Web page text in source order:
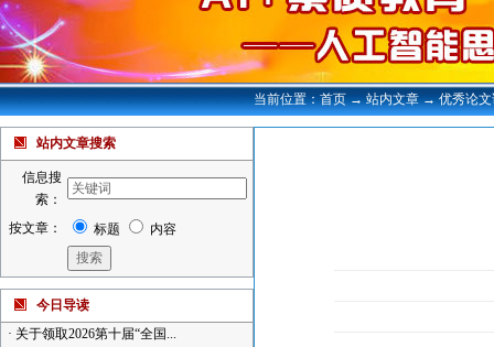
当前位置：首页 → 站内文章 → 优秀论文
站内文章搜索
信息搜
索：
按文章：
标题 内容
今日导读
· 关于领取2026第十届“全国...